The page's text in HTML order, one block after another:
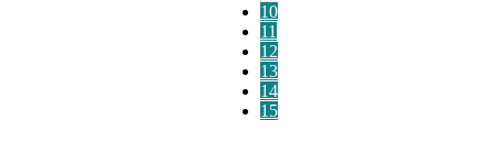
10
11
12
13
14
15